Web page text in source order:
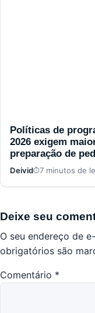
Políticas de
2026 exigem
preparação de
Deivid 7 minutos de
Deixe seu
O seu endereço de
obrigatórios são
Comentário *